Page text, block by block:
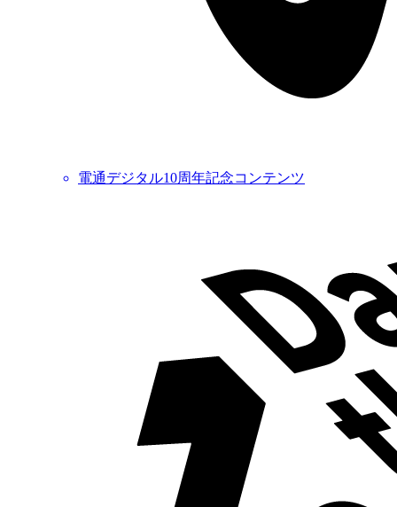
電通デジタル10周年記念コンテンツ